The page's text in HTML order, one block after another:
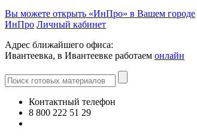
Вы можете открыть «ИнПро» в Вашем городе
ИнПро Личный кабинет
Адрес ближайшего офиса:
Ивантеевка, в Ивантеевке работаем онлайн
Контактный телефон
8 800 222 51 29